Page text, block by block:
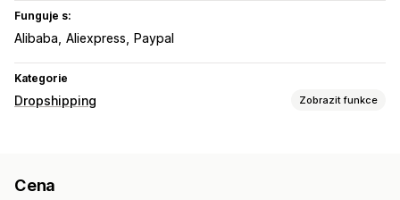
Funguje s:
Alibaba Aliexpress Paypal
Kategorie
Dropshipping Zobrazit funkce
Zdraví a krása
Cena